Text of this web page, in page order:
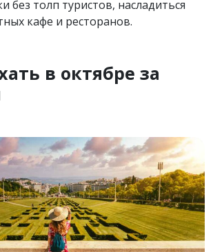
без толп туристов, насладиться
кафе и ресторанов.
в октябре за